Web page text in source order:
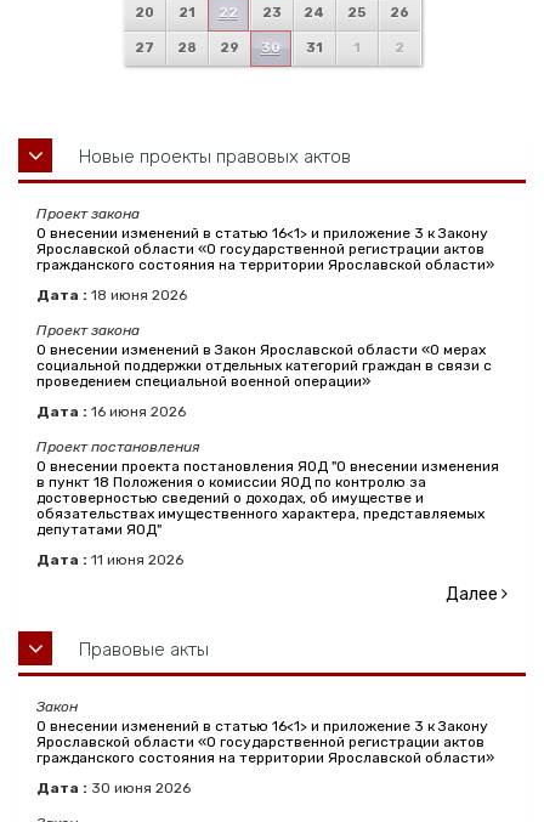
20 21 22 23 24 25 26
27 28 29 30 31 1 2
Новые проекты правовых актов
Проект закона
О внесении изменений в статью 16<1> и приложение 3 к Закону
Ярославской области «О государственной регистрации актов
гражданского состояния на территории Ярославской области»
Дата : 18 июня 2026
Проект закона
О внесении изменений в Закон Ярославской области «О мерах
социальной поддержки отдельных категорий граждан в связи с
проведением специальной военной операции»
Дата : 16 июня 2026
Проект постановления
О внесении проекта постановления ЯОД "О внесении изменения
в пункт 18 Положения о комиссии ЯОД по контролю за
достоверностью сведений о доходах, об имуществе и
обязательствах имущественного характера, представляемых
депутатами ЯОД"
Дата : 11 июня 2026
Далее
Правовые акты
Закон
О внесении изменений в статью 16<1> и приложение 3 к Закону
Ярославской области «О государственной регистрации актов
гражданского состояния на территории Ярославской области»
Дата : 30 июня 2026